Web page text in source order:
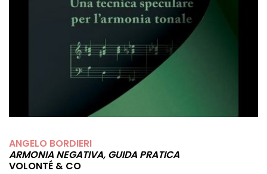
ANGELO BORDIERI
ARMONIA NEGATIVA, GUIDA PRATICA
VOLONTÉ & CO